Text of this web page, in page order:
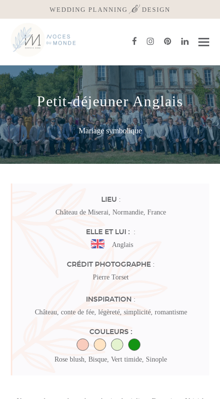
WEDDING PLANNING & DESIGN
facebook
instagram
pinterest
linkedin
Petit-déjeuner Anglais
Mariage symbolique
LIEU :
Château de Miserai, Normandie, France
ELLE ET LUI :
:
Anglais
CRÉDIT PHOTOGRAPHE :
Pierre Torset
INSPIRATION :
Château, conte de fée, légèreté, simplicité, romantisme
COULEURS :
Rose blush, Bisque, Vert timide, Sinople